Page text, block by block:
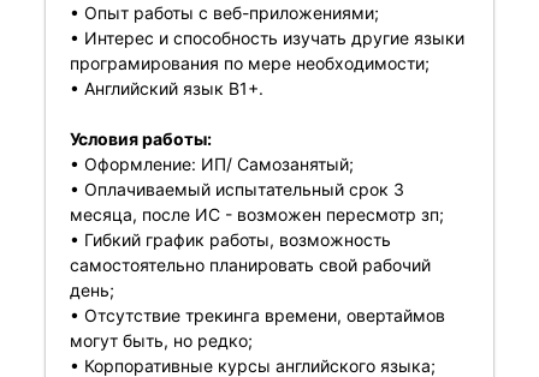
• Опыт работы с веб-приложениями;
• Интерес и способность изучать другие языки
програмирования по мере необходимости;
• Английский язык B1+.
Условия работы:
• Оформление: ИП/ Самозанятый;
• Оплачиваемый испытательный срок 3
месяца, после ИС - возможен пересмотр зп;
• Гибкий график работы, возможность
самостоятельно планировать свой рабочий
день;
• Отсутствие трекинга времени, овертаймов
могут быть, но редко;
• Корпоративные курсы английского языка;